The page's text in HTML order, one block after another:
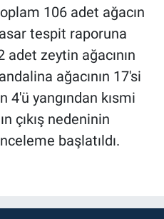
106 adet ağacın
tespit raporuna
zeytin ağacının
ağacının 17'si
4'ü yangından kısmi
çıkış nedeninin
başlatıldı.